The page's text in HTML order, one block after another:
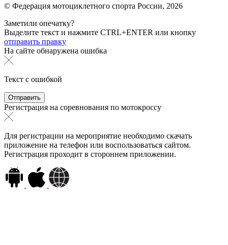
© Федерация мотоциклетного спорта России, 2026
Заметили опечатку?
Выделите текст и нажмите CTRL+ENTER или кнопку
отправить правку
На сайте обнаружена ошибка
Текст с ошибкой
Регистрация на соревнования по мотокроссу
Для регистрации на мероприятие необходимо скачать
приложение на телефон или воспользоваться сайтом.
Регистрация проходит в стороннем приложении.